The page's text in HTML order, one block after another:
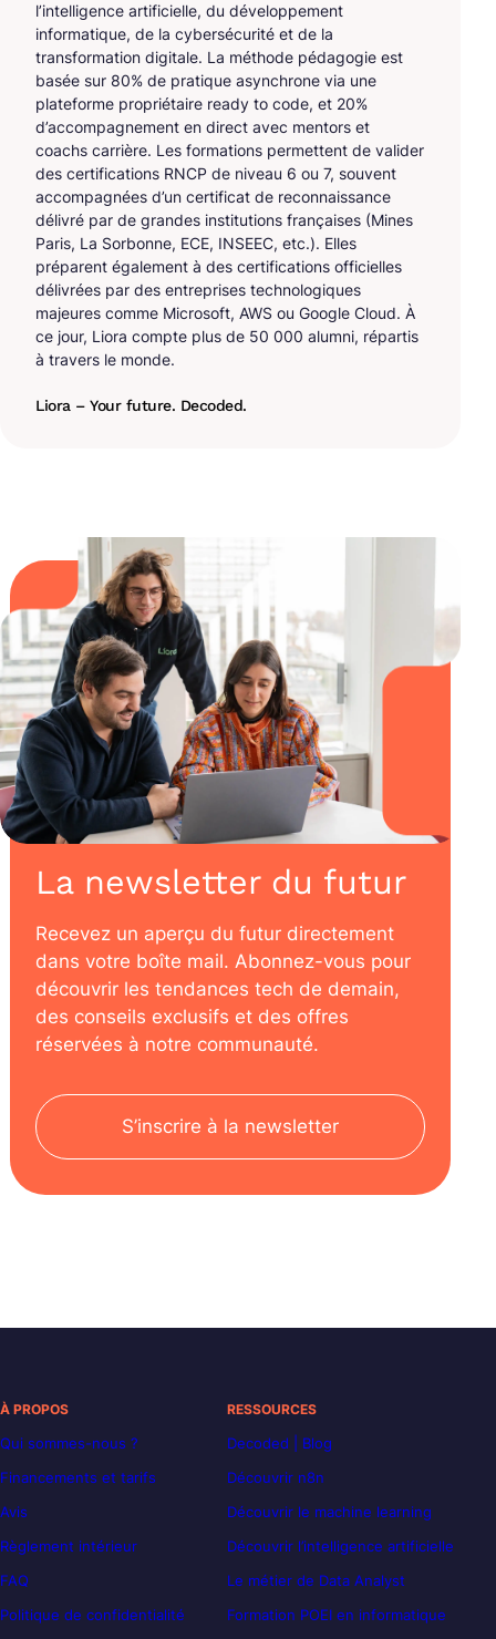
l’intelligence artificielle, du développement
informatique, de la cybersécurité et de la
transformation digitale. La méthode pédagogie est
basée sur 80% de pratique asynchrone via une
plateforme propriétaire ready to code, et 20%
d’accompagnement en direct avec mentors et
coachs carrière. Les formations permettent de valider
des certifications RNCP de niveau 6 ou 7, souvent
accompagnées d’un certificat de reconnaissance
délivré par de grandes institutions françaises (Mines
Paris, La Sorbonne, ECE, INSEEC, etc.). Elles
préparent également à des certifications officielles
délivrées par des entreprises technologiques
majeures comme Microsoft, AWS ou Google Cloud. À
ce jour, Liora compte plus de 50 000 alumni, répartis
à travers le monde.
Liora – Your future. Decoded.
La newsletter du futur
Recevez un aperçu du futur directement
dans votre boîte mail. Abonnez-vous pour
découvrir les tendances tech de demain,
des conseils exclusifs et des offres
réservées à notre communauté.
S’inscrire à la newsletter
À PROPOS
Qui sommes-nous ?
Financements et tarifs
Avis
Règlement intérieur
FAQ
Politique de confidentialité
RESSOURCES
Decoded | Blog
Découvrir n8n
Découvrir le machine learning
Découvrir l’intelligence artificielle
Le métier de Data Analyst
Formation POEI en informatique